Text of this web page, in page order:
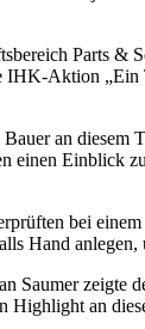
Parts
Aktion
an
einen
bei
Hand anlegen,
zeigte
Highlight an